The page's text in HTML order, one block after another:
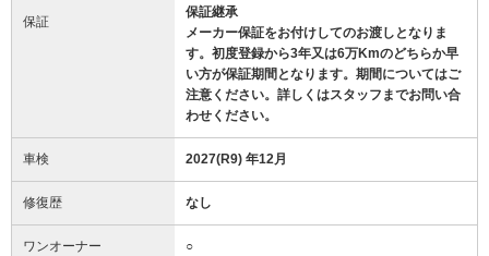
保証
保証継承
メーカー保証をお付けしてのお渡しとなりま
す。初度登録から3年又は6万Kmのどちらか早
い方が保証期間となります。期間についてはご
注意ください。詳しくはスタッフまでお問い合
わせください。
車検 2027(R9) 年12月
修復歴 なし
ワンオーナー ○